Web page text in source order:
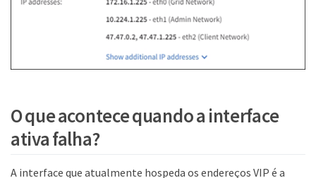
O que acontece quando a interface
ativa falha?
A interface que atualmente hospeda os endereços VIP é a